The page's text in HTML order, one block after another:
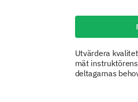
Utvärdera
mät
deltagarnas